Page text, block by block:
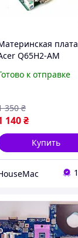
плата
Q65H2-AM
4DDR3,
к отправке
140₴
350 ₴
Купить